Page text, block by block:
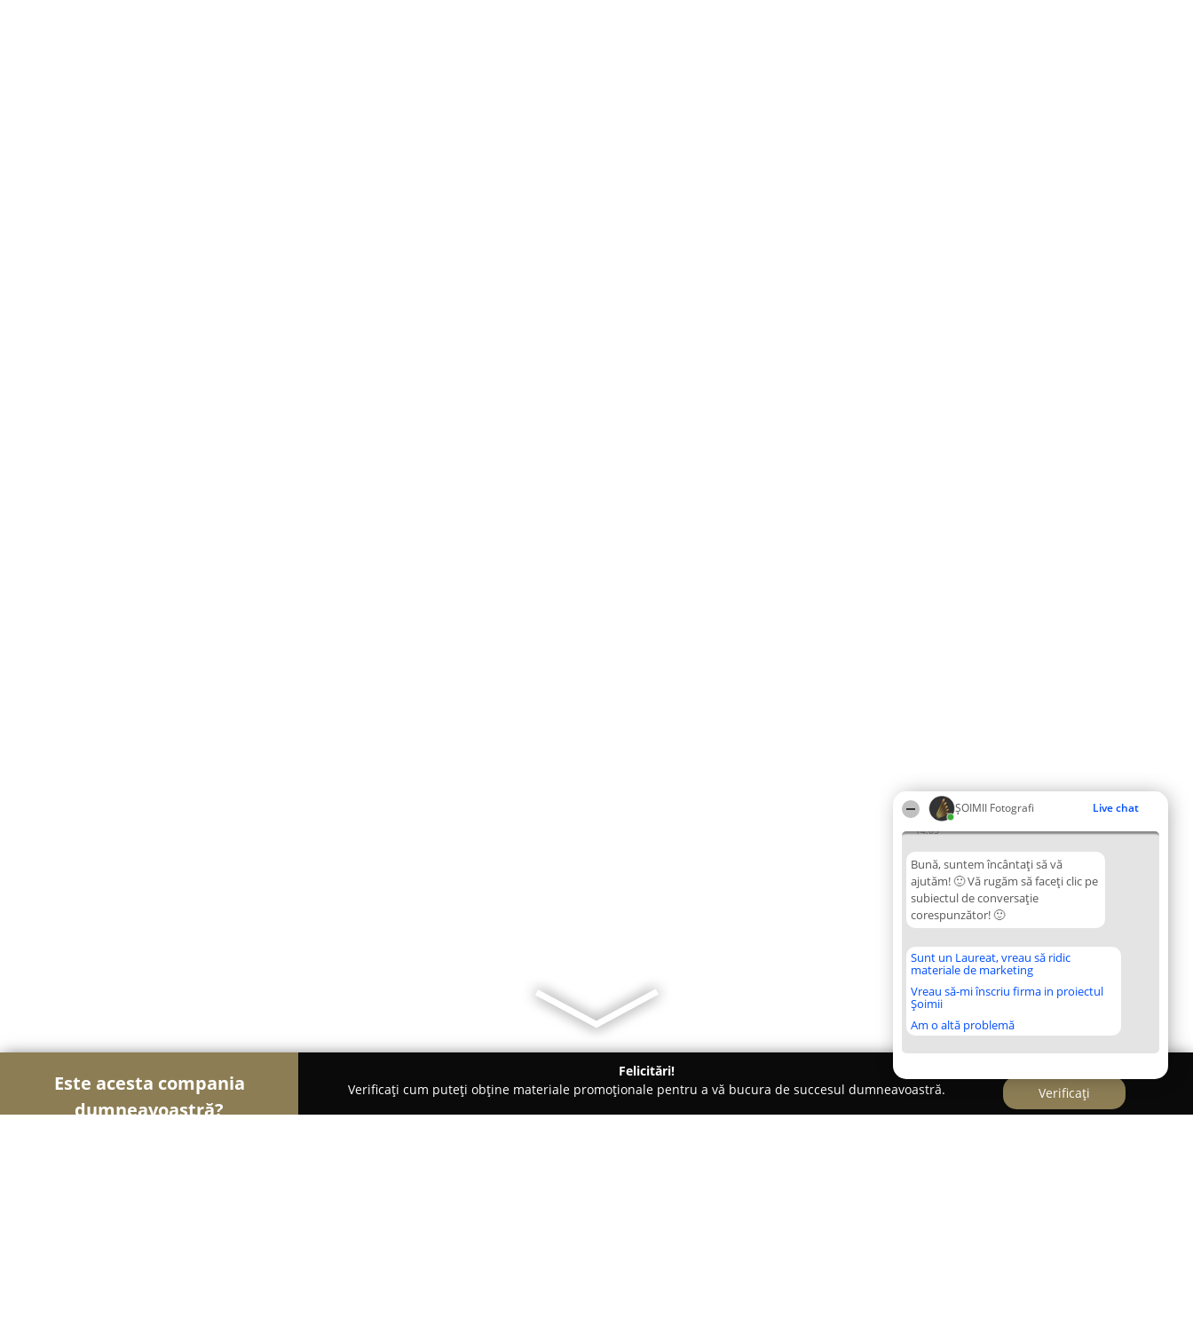
ȘOIMII Fotografi Live chat
14:05
Bună, suntem încântați să vă
ajutăm! 🙂 Vă rugăm să faceți clic pe
subiectul de conversație
corespunzător! 🙂
Sunt un Laureat, vreau să ridic
materiale de marketing
Vreau să-mi înscriu firma in proiectul
Șoimii
Am o altă problemă
Este acesta compania
dumneavoastră?
Felicitări!
Verificați cum puteți obține materiale promoționale pentru a vă bucura de succesul dumneavoastră.
Verificați